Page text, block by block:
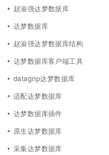
赵渝强达梦数据库
达梦数据库
赵渝强达梦数据库结构
达梦数据库客户端工具
datagrip达梦数据库
适配达梦数据库
达梦数据库插件
原生达梦数据库
采集达梦数据库